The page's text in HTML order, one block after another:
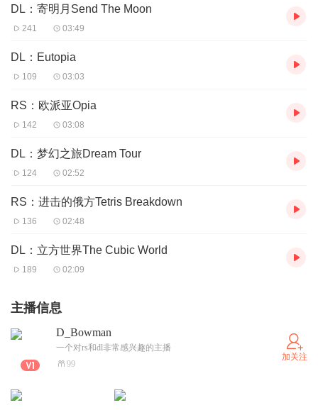
DL：寄明月Send The Moon
241 03:49
DL：Eutopia
109 03:03
RS：欧派亚Opia
142 03:08
DL：梦幻之旅Dream Tour
124 02:52
RS：进击的俄方Tetris Breakdown
136 02:48
DL：立方世界The Cubic World
189 02:09
主播信息
D_Bowman
一个对rs和dl非常感兴趣的主播
99
加关注